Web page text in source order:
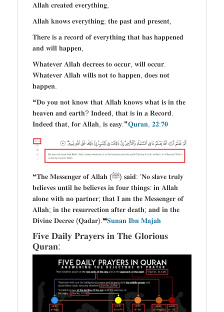
𝐀𝐥𝐥𝐚𝐡 𝐜𝐫𝐞𝐚𝐭𝐞𝐝 𝐞𝐯𝐞𝐫𝐲𝐭𝐡𝐢𝐧𝐠,
𝐀𝐥𝐥𝐚𝐡 𝐤𝐧𝐨𝐰𝐬 𝐞𝐯𝐞𝐫𝐲𝐭𝐡𝐢𝐧𝐠; 𝐭𝐡𝐞 𝐩𝐚𝐬𝐭 𝐚𝐧𝐝 𝐩𝐫𝐞𝐬𝐞𝐧𝐭,
𝐓𝐡𝐞𝐫𝐞 𝐢𝐬 𝐚 𝐫𝐞𝐜𝐨𝐫𝐝 𝐨𝐟 𝐞𝐯𝐞𝐫𝐲𝐭𝐡𝐢𝐧𝐠 𝐭𝐡𝐚𝐭 𝐡𝐚𝐬 𝐡𝐚𝐩𝐩𝐞𝐧𝐞𝐝
𝐚𝐧𝐝 𝐰𝐢𝐥𝐥 𝐡𝐚𝐩𝐩𝐞𝐧,
𝐖𝐡𝐚𝐭𝐞𝐯𝐞𝐫 𝐀𝐥𝐥𝐚𝐡 𝐝𝐞𝐜𝐫𝐞𝐞𝐬 𝐭𝐨 𝐨𝐜𝐜𝐮𝐫, 𝐰𝐢𝐥𝐥 𝐨𝐜𝐜𝐮𝐫.
𝐖𝐡𝐚𝐭𝐞𝐯𝐞𝐫 𝐀𝐥𝐥𝐚𝐡 𝐰𝐢𝐥𝐥𝐬 𝐧𝐨𝐭 𝐭𝐨 𝐡𝐚𝐩𝐩𝐞𝐧, 𝐝𝐨𝐞𝐬 𝐧𝐨𝐭
𝐡𝐚𝐩𝐩𝐞𝐧.
❝𝐃𝐨 𝐲𝐨𝐮 𝐧𝐨𝐭 𝐤𝐧𝐨𝐰 𝐭𝐡𝐚𝐭 𝐀𝐥𝐥𝐚𝐡 𝐤𝐧𝐨𝐰𝐬 𝐰𝐡𝐚𝐭 𝐢𝐬 𝐢𝐧 𝐭𝐡𝐞
𝐡𝐞𝐚𝐯𝐞𝐧 𝐚𝐧𝐝 𝐞𝐚𝐫𝐭𝐡? 𝐈𝐧𝐝𝐞𝐞𝐝, 𝐭𝐡𝐚𝐭 𝐢𝐬 𝐢𝐧 𝐚 𝐑𝐞𝐜𝐨𝐫𝐝.
𝐈𝐧𝐝𝐞𝐞𝐝 𝐭𝐡𝐚𝐭, 𝐟𝐨𝐫 𝐀𝐥𝐥𝐚𝐡, 𝐢𝐬 𝐞𝐚𝐬𝐲.❞𝐐𝐮𝐫𝐚𝐧, 𝟐𝟐:𝟕𝟎
❝𝐓𝐡𝐞 𝐌𝐞𝐬𝐬𝐞𝐧𝐠𝐞𝐫 𝐨𝐟 𝐀𝐥𝐥𝐚𝐡 (ﷺ) 𝐬𝐚𝐢𝐝: ‘𝐍𝐨 𝐬𝐥𝐚𝐯𝐞 𝐭𝐫𝐮𝐥𝐲
𝐛𝐞𝐥𝐢𝐞𝐯𝐞𝐬 𝐮𝐧𝐭𝐢𝐥 𝐡𝐞 𝐛𝐞𝐥𝐢𝐞𝐯𝐞𝐬 𝐢𝐧 𝐟𝐨𝐮𝐫 𝐭𝐡𝐢𝐧𝐠𝐬: 𝐢𝐧 𝐀𝐥𝐥𝐚𝐡
𝐚𝐥𝐨𝐧𝐞 𝐰𝐢𝐭𝐡 𝐧𝐨 𝐩𝐚𝐫𝐭𝐧𝐞𝐫; 𝐭𝐡𝐚𝐭 𝐈 𝐚𝐦 𝐭𝐡𝐞 𝐌𝐞𝐬𝐬𝐞𝐧𝐠𝐞𝐫 𝐨𝐟
𝐀𝐥𝐥𝐚𝐡; 𝐢𝐧 𝐭𝐡𝐞 𝐫𝐞𝐬𝐮𝐫𝐫𝐞𝐜𝐭𝐢𝐨𝐧 𝐚𝐟𝐭𝐞𝐫 𝐝𝐞𝐚𝐭𝐡; 𝐚𝐧𝐝 𝐢𝐧 𝐭𝐡𝐞
𝐃𝐢𝐯𝐢𝐧𝐞 𝐃𝐞𝐜𝐫𝐞𝐞 (𝐐𝐚𝐝𝐚𝐫).❞𝐒𝐮𝐧𝐚𝐧 𝐈𝐛𝐧 𝐌𝐚𝐣𝐚𝐡
𝐅𝐢𝐯𝐞 𝐃𝐚𝐢𝐥𝐲 𝐏𝐫𝐚𝐲𝐞𝐫𝐬 𝐢𝐧 𝐓𝐡𝐞 𝐆𝐥𝐨𝐫𝐢𝐨𝐮𝐬
𝐐𝐮𝐫𝐚𝐧: